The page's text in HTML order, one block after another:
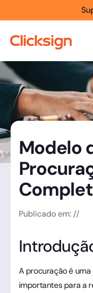
Modelo
Publicado em: //
A procuração é
importantes para a